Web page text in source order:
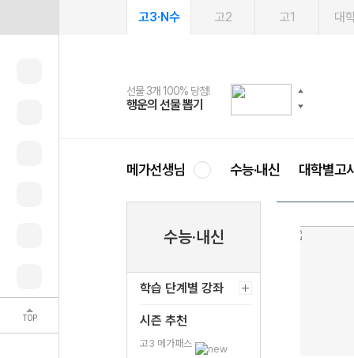
TOP
고3·N수 고2 고1 대
선물 3개 100% 당첨!
행운의 선물 뽑기
선물 100% 증정!
메가스터디 X 올리브
여름방학 스터디 캐시백
메가런 썸머스쿨
2027 러셀 단과
강사 공개선발
스마트러닝앱
설문 EVENT
메가패스
3일 무료 체험권
메가패스 수강생 무료혜택!
메가클럽 멤버십
사회공헌 캠페인
희망이룸 메가나눔
메가선생님 수능·내신 대학별고
수능·내신
학습 단계별 강좌
시즌 추천
고3 메가패스